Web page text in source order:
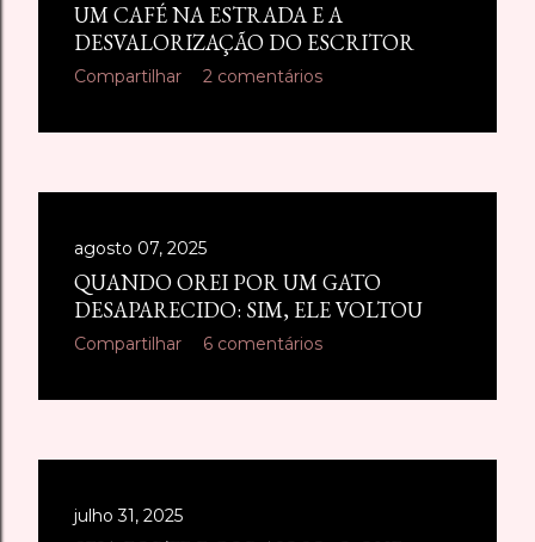
UM CAFÉ NA ESTRADA E A
DESVALORIZAÇÃO DO ESCRITOR
Compartilhar 2 comentários
agosto 07, 2025
QUANDO OREI POR UM GATO
DESAPARECIDO: SIM, ELE VOLTOU
Compartilhar 6 comentários
julho 31, 2025